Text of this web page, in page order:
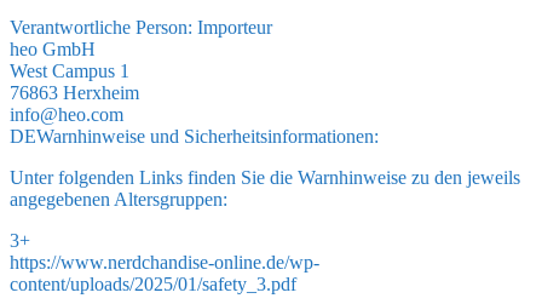
Verantwortliche Person: Importeur
heo GmbH
West Campus 1
76863 Herxheim
info@heo.com
DEWarnhinweise und Sicherheitsinformationen:
Unter folgenden Links finden Sie die Warnhinweise zu den jeweils
angegebenen Altersgruppen:
3+
https://www.nerdchandise-online.de/wp-
content/uploads/2025/01/safety_3.pdf